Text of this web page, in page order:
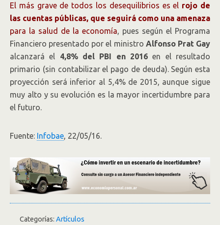
El más grave de todos los desequilibrios es el rojo de
las cuentas públicas, que seguirá como una amenaza
para la salud de la economía, pues según el Programa
Financiero presentado por el ministro Alfonso Prat Gay
alcanzará el 4,8% del PBI en 2016 en el resultado
primario (sin contabilizar el pago de deuda). Según esta
proyección será inferior al 5,4% de 2015, aunque sigue
muy alto y su evolución es la mayor incertidumbre para
el futuro.
Fuente: Infobae, 22/05/16.
Categorías: Artículos